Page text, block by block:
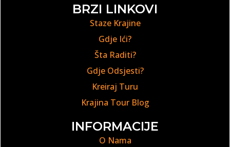
BRZI LINKOVI
Staze Krajine
Gdje Ići?
Šta Raditi?
Gdje Odsjesti?
Kreiraj Turu
Krajina Tour Blog
INFORMACIJE
O Nama